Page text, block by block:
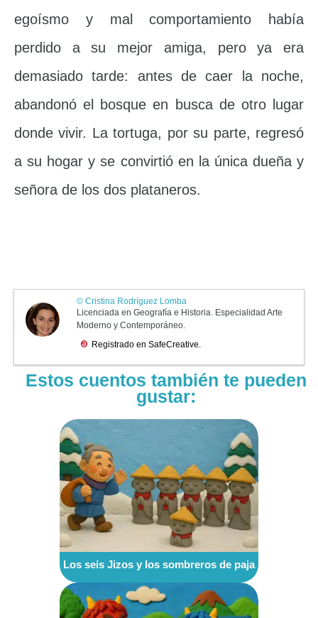
egoísmo y mal comportamiento había
perdido a su mejor amiga, pero ya era
demasiado tarde: antes de caer la noche,
abandonó el bosque en busca de otro lugar
donde vivir. La tortuga, por su parte, regresó
a su hogar y se convirtió en la única dueña y
señora de los dos plataneros.
Estos cuentos también te pueden
gustar:
Los seis Jizos y los sombreros de paja